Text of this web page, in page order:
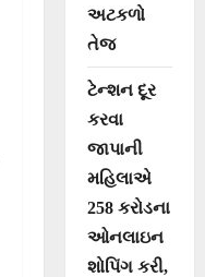
અટકળો
તેજ
ટેન્શન દૂર
કરવા
જાપાની
મહિલાએ
258 કરોડના
ઓનલાઇન
શોપિંગ કરી,